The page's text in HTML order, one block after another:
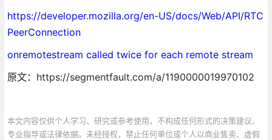
https://developer.mozilla.org/en-US/docs/Web/API/RTC
PeerConnection
onremotestream called twice for each remote stream
原文：https://segmentfault.com/a/1190000019970102
本文内容仅供个人学习、研究或参考使用，不构成任何形式的决策建议、
专业指导或法律依据。未经授权，禁止任何单位或个人以商业售卖、虚假